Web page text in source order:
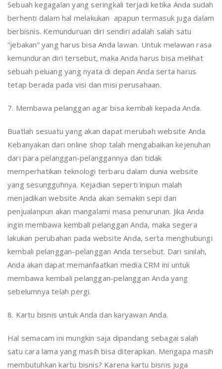
Sebuah kegagalan yang seringkali terjadi ketika Anda sudah
berhenti dalam hal melakukan apapun termasuk juga dalam
berbisnis. Kemunduruan diri sendiri adalah salah satu
“jebakan” yang harus bisa Anda lawan. Untuk melawan rasa
kemunduran diri tersebut, maka Anda harus bisa melihat
sebuah peluang yang nyata di depan Anda serta harus
tetap berada pada visi dan misi perusahaan.
7. Membawa pelanggan agar bisa kembali kepada Anda.
Buatlah sesuatu yang akan dapat merubah website Anda.
Kebanyakan dari online shop talah mengabaikan kejenuhan
dari para pelanggan-pelanggannya dan tidak
memperhatikan teknologi terbaru dalam dunia website
yang sesungguhnya. Kejadian seperti inipun malah
menjadikan website Anda akan semakin sepi dan
penjualanpun akan mangalami masa penurunan. Jika Anda
ingin membawa kembali pelanggan Anda, maka segera
lakukan perubahan pada website Anda, serta menghubungi
kembali pelanggan-pelanggan Anda tersebut. Dari sinilah,
Anda akan dapat memanfaatkan media CRM ini untuk
membawa kembali pelanggan-pelanggan Anda yang
sebelumnya telah pergi.
8. Kartu bisnis untuk Anda dan karyawan Anda.
Hal semacam ini mungkin saja dipandang sebagai salah
satu cara lama yang masih bisa diterapkan. Mengapa masih
membutuhkan kartu bisnis? Karena kartu bisnis juga